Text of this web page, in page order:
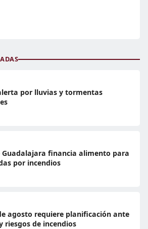
por lluvias y tormentas
Guadalajara financia alimento para
por incendios
agosto requiere planificación ante
riesgos de incendios